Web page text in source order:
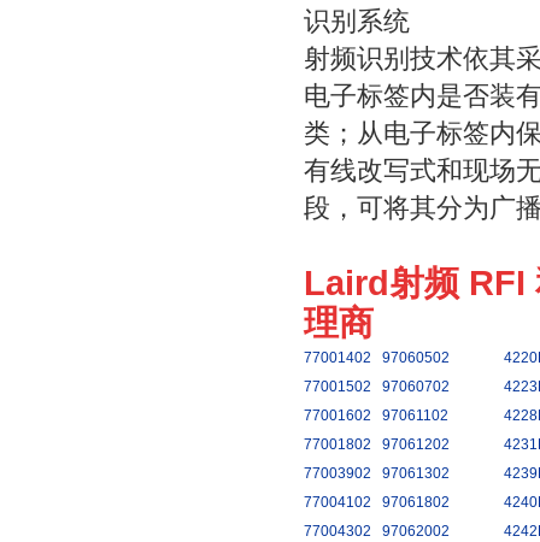
识别系统
射频识别技术依其
电子标签内是否装
类；从电子标签内
有线改写式和现场
段，可将其分为广
Laird射频 RFI
理商
77001402 97060502
77001502
97060702
77001602
97061102
77001802
97061202
77003902
97061302
77004102
97061802
77004302
97062002